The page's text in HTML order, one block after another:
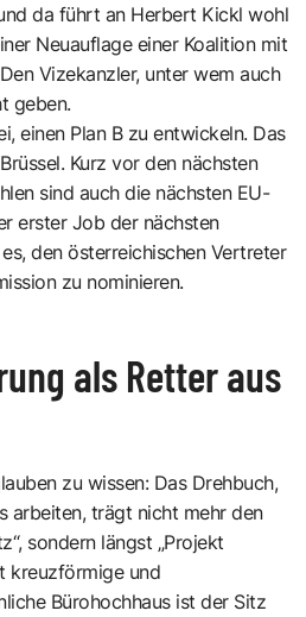
da führt an Herbert Kickl wohl
Neuauflage einer Koalition mit
Vizekanzler, unter wem auch
geben.
einen Plan B zu entwickeln. Das
Kurz vor den nächsten
sind auch die nächsten EU-
erster Job der nächsten
den österreichischen Vertreter
zu nominieren.
als Retter aus
zu wissen: Das Drehbuch,
arbeiten, trägt nicht mehr den
sondern längst „Projekt
kreuzförmige und
Bürohochhaus ist der Sitz